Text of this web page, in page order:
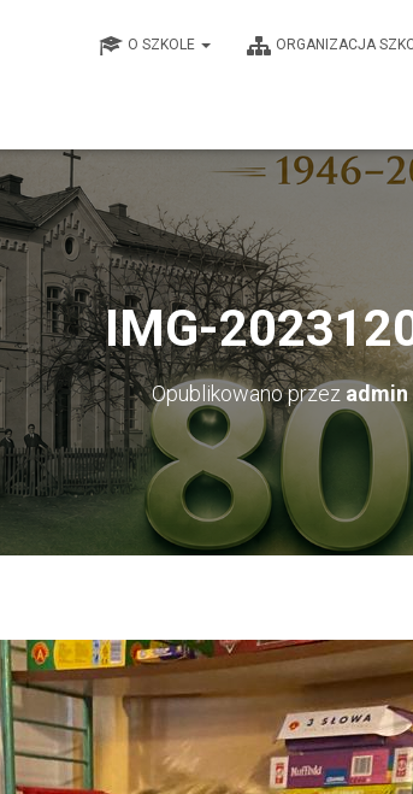
O SZKOLE ORGANIZACJA
IMG-
Opublikowano przez admin